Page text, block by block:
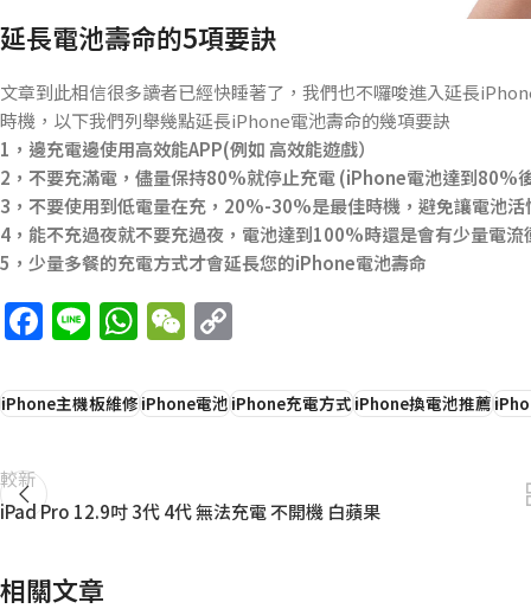
延長電池壽命的5項要訣
文章到此相信很多讀者已經快睡著了，我們也不囉唆進入延長
時機，以下我們列舉幾點延長iPhone電池壽命的幾項要訣
1，邊充電邊使用高效能APP(例如 高效能遊戲）
2，不要充滿電，儘量保持80%就停止充電 (iPhone電池達到80%
3，不要使用到低電量在充，20%-30%是最佳時機，避免讓電池活
4，能不充過夜就不要充過夜，電池達到100%時還是會有少量電流
5，少量多餐的充電方式才會延長您的iPhone電池壽命
Facebook
LineWhatsApp
WeChat
iPhone主機板維修iPhone電池iPhone充電方式iPhone換電池推薦
較新
iPad Pro 12.9吋 3代 4代 無法充電 不開機 白蘋果
相關文章